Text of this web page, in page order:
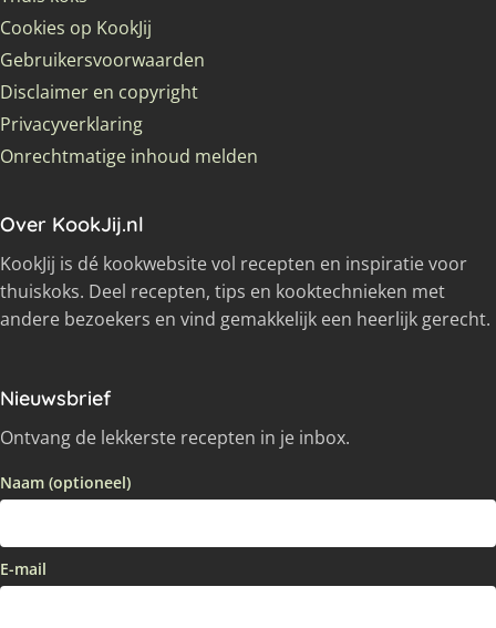
Cookies op KookJij
Gebruikersvoorwaarden
Disclaimer en copyright
Privacyverklaring
Onrechtmatige inhoud melden
Over KookJij.nl
KookJij is dé kookwebsite vol recepten en inspiratie voor
thuiskoks. Deel recepten, tips en kooktechnieken met
andere bezoekers en vind gemakkelijk een heerlijk gerecht.
Nieuwsbrief
Ontvang de lekkerste recepten in je inbox.
Naam (optioneel)
E-mail